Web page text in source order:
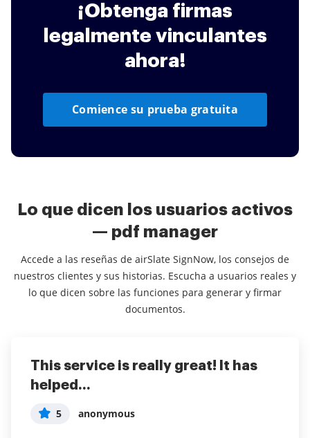
¡Obtenga firmas
legalmente vinculantes
ahora!
Comience su prueba gratuita
Lo que dicen los usuarios activos
— pdf manager
Accede a las reseñas de airSlate SignNow, los consejos de
nuestros clientes y sus historias. Escucha a usuarios reales y
lo que dicen sobre las funciones para generar y firmar
documentos.
This service is really great! It has
helped...
5 anonymous
I've been using airSlate SignNow for
years (since it...
5 Susan S
Everything has been great, really
easy to incorporate...
5 Liam R